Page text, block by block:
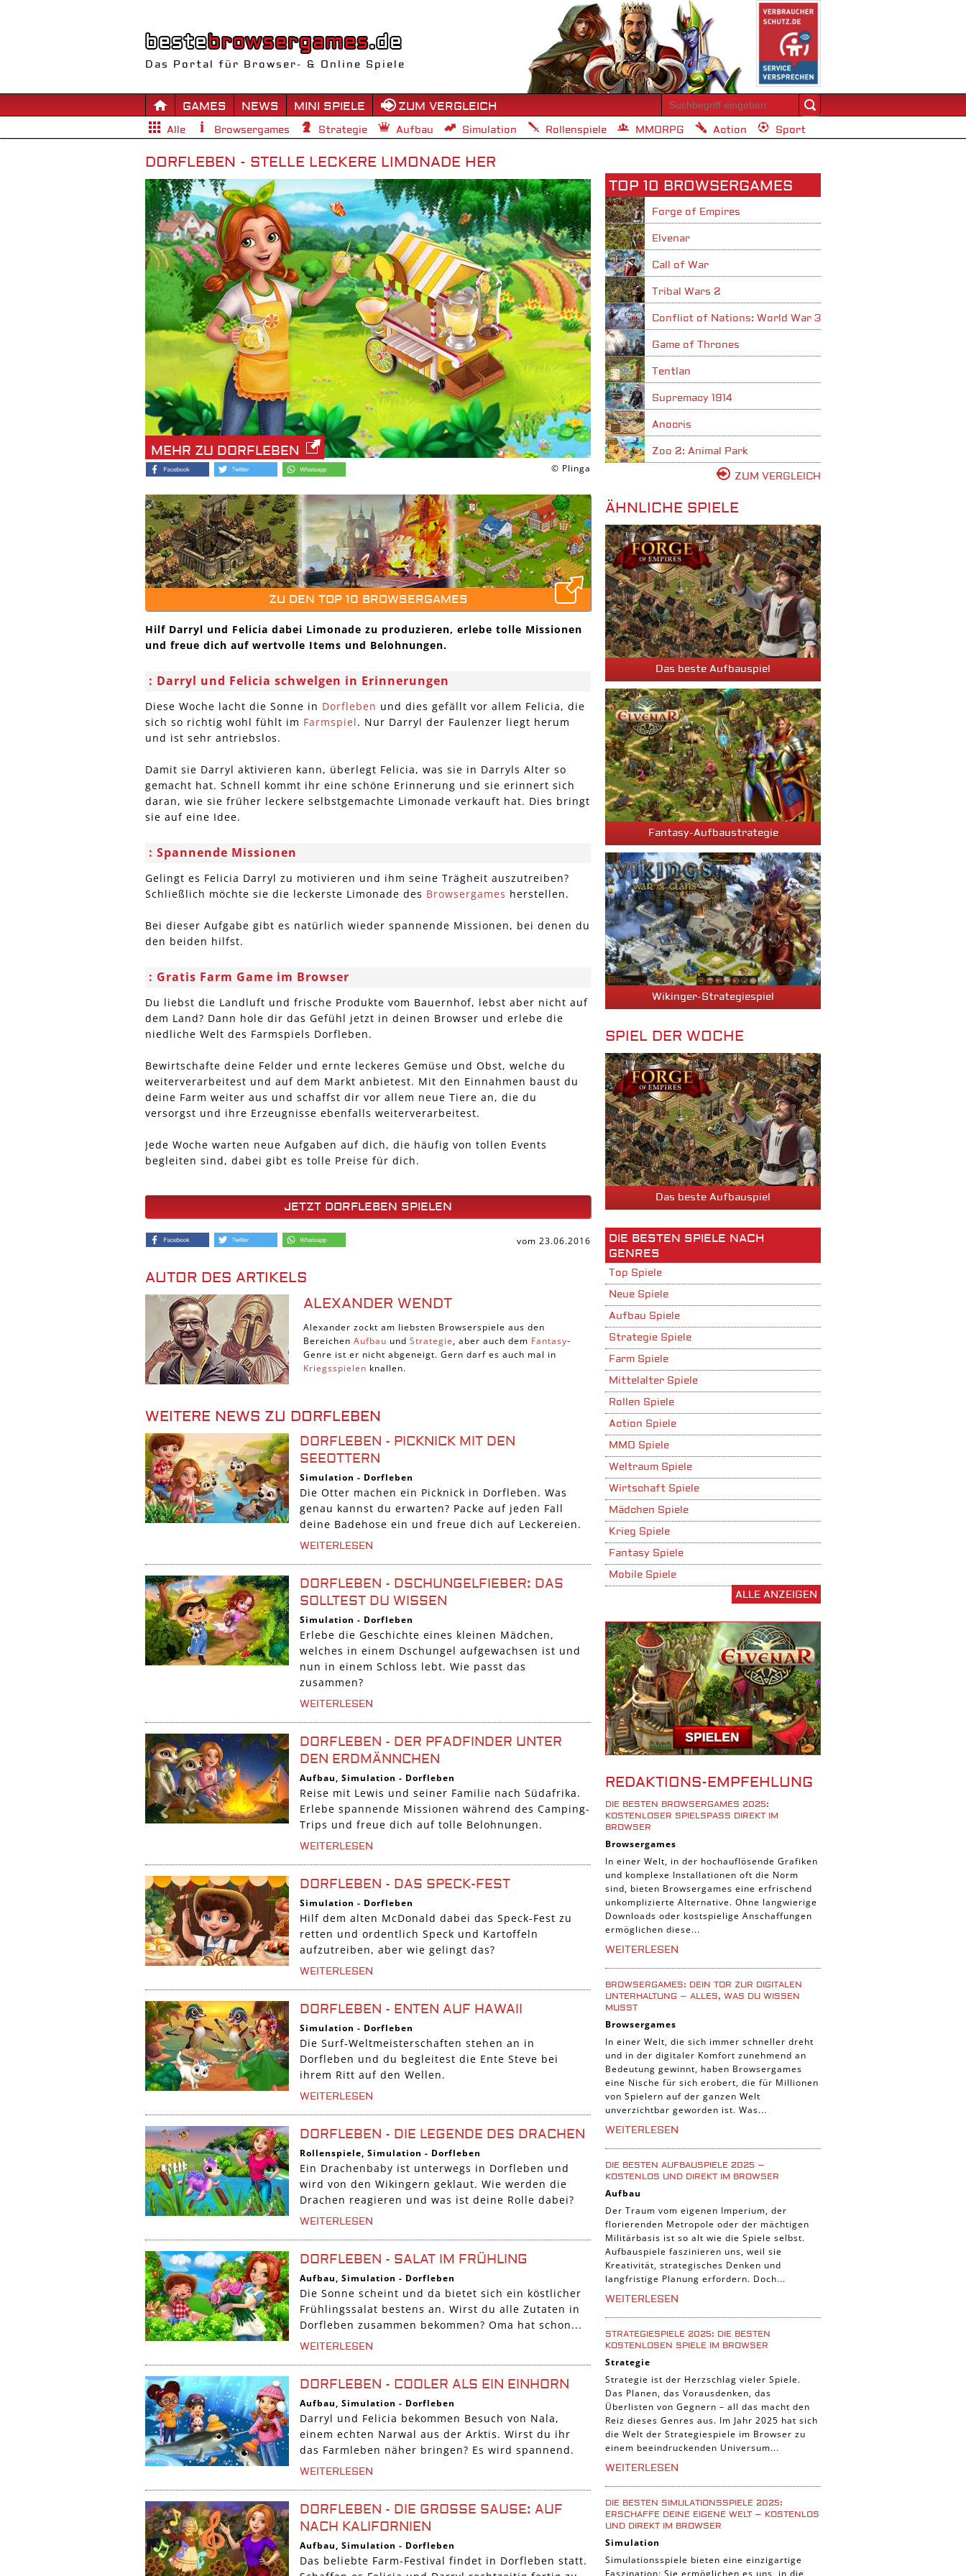
Das Portal für Browser- & Online Spiele
GAMES NEWS MINI SPIELE ZUM VERGLEICH
Alle Browsergames Strategie Aufbau Simulation Rollenspiele MMORPG Action Sport
DORFLEBEN - STELLE LECKERE LIMONADE HER
MEHR ZU DORFLEBEN
© Plinga
ZU DEN TOP 10 BROWSERGAMES
Hilf Darryl und Felicia dabei Limonade zu produzieren, erlebe tolle Missionen
und freue dich auf wertvolle Items und Belohnungen.
Darryl und Felicia schwelgen in Erinnerungen
Diese Woche lacht die Sonne in Dorfleben und dies gefällt vor allem Felicia, die
sich so richtig wohl fühlt im Farmspiel. Nur Darryl der Faulenzer liegt herum
und ist sehr antriebslos.
Damit sie Darryl aktivieren kann, überlegt Felicia, was sie in Darryls Alter so
gemacht hat. Schnell kommt ihr eine schöne Erinnerung und sie erinnert sich
daran, wie sie früher leckere selbstgemachte Limonade verkauft hat. Dies bringt
sie auf eine Idee.
Spannende Missionen
Gelingt es Felicia Darryl zu motivieren und ihm seine Trägheit auszutreiben?
Schließlich möchte sie die leckerste Limonade des Browsergames herstellen.
Bei dieser Aufgabe gibt es natürlich wieder spannende Missionen, bei denen du
den beiden hilfst.
Gratis Farm Game im Browser
Du liebst die Landluft und frische Produkte vom Bauernhof, lebst aber nicht auf
dem Land? Dann hole dir das Gefühl jetzt in deinen Browser und erlebe die
niedliche Welt des Farmspiels Dorfleben.
Bewirtschafte deine Felder und ernte leckeres Gemüse und Obst, welche du
weiterverarbeitest und auf dem Markt anbietest. Mit den Einnahmen baust du
deine Farm weiter aus und schaffst dir vor allem neue Tiere an, die du
versorgst und ihre Erzeugnisse ebenfalls weiterverarbeitest.
Jede Woche warten neue Aufgaben auf dich, die häufig von tollen Events
begleiten sind, dabei gibt es tolle Preise für dich.
JETZT DORFLEBEN SPIELEN
vom 23.06.2016
AUTOR DES ARTIKELS
ALEXANDER WENDT
Alexander zockt am liebsten Browserspiele aus den
Bereichen Aufbau und Strategie, aber auch dem Fantasy-
Genre ist er nicht abgeneigt. Gern darf es auch mal in
Kriegsspielen knallen.
WEITERE NEWS ZU DORFLEBEN
DORFLEBEN - PICKNICK MIT DEN
SEEOTTERN
Simulation - Dorfleben
Die Otter machen ein Picknick in Dorfleben. Was
genau kannst du erwarten? Packe auf jeden Fall
deine Badehose ein und freue dich auf Leckereien.
WEITERLESEN
DORFLEBEN - DSCHUNGELFIEBER: DAS
SOLLTEST DU WISSEN
Simulation - Dorfleben
Erlebe die Geschichte eines kleinen Mädchen,
welches in einem Dschungel aufgewachsen ist und
nun in einem Schloss lebt. Wie passt das
zusammen?
WEITERLESEN
DORFLEBEN - DER PFADFINDER UNTER
DEN ERDMÄNNCHEN
Aufbau, Simulation - Dorfleben
Reise mit Lewis und seiner Familie nach Südafrika.
Erlebe spannende Missionen während des Camping-
Trips und freue dich auf tolle Belohnungen.
WEITERLESEN
DORFLEBEN - DAS SPECK-FEST
Simulation - Dorfleben
Hilf dem alten McDonald dabei das Speck-Fest zu
retten und ordentlich Speck und Kartoffeln
aufzutreiben, aber wie gelingt das?
WEITERLESEN
DORFLEBEN - ENTEN AUF HAWAII
Simulation - Dorfleben
Die Surf-Weltmeisterschaften stehen an in
Dorfleben und du begleitest die Ente Steve bei
ihrem Ritt auf den Wellen.
WEITERLESEN
DORFLEBEN - DIE LEGENDE DES DRACHEN
Rollenspiele, Simulation - Dorfleben
Ein Drachenbaby ist unterwegs in Dorfleben und
wird von den Wikingern geklaut. Wie werden die
Drachen reagieren und was ist deine Rolle dabei?
WEITERLESEN
DORFLEBEN - SALAT IM FRÜHLING
Aufbau, Simulation - Dorfleben
Die Sonne scheint und da bietet sich ein köstlicher
Frühlingssalat bestens an. Wirst du alle Zutaten in
Dorfleben zusammen bekommen? Oma hat schon...
WEITERLESEN
DORFLEBEN - COOLER ALS EIN EINHORN
Aufbau, Simulation - Dorfleben
Darryl und Felicia bekommen Besuch von Nala,
einem echten Narwal aus der Arktis. Wirst du ihr
das Farmleben näher bringen? Es wird spannend.
WEITERLESEN
DORFLEBEN - DIE GROSSE SAUSE: AUF N
ACH KALIFORNIEN
Aufbau, Simulation - Dorfleben
Das beliebte Farm-Festival findet in Dorfleben statt.
TOP 10 BROWSERGAMES
Forge of Empires
Elvenar
Call of War
Tribal Wars 2
Conflict of Nations: World War 3
Game of Thrones
Tentlan
Supremacy 1914
Anocris
Zoo 2: Animal Park
ZUM VERGLEICH
ÄHNLICHE SPIELE
Das beste Aufbauspiel
Fantasy-Aufbaustrategie
Wikinger-Strategiespiel
SPIEL DER WOCHE
Das beste Aufbauspiel
DIE BESTEN SPIELE NACH
GENRES
Top Spiele
Neue Spiele
Aufbau Spiele
Strategie Spiele
Farm Spiele
Mittelalter Spiele
Rollen Spiele
Action Spiele
MMO Spiele
Weltraum Spiele
Wirtschaft Spiele
Mädchen Spiele
Krieg Spiele
Fantasy Spiele
Mobile Spiele
Download Spiele
3D Spiele
Tablet Spiele
Android Spiele
iPhone Spiele
iOS Spiele
Cross-Platform Spiele
iPad Spiele
Denk Spiele
Piraten Spiele
Sport Spiele
Pferde Spiele
Simulation Spiele
Abenteuer Spiele
Online Spiele
3-Gewinnt Spiele
Trading Card Spiele
Manager Spiele
ALLE ANZEIGEN
REDAKTIONS-EMPFEHLUNG
DIE BESTEN BROWSERGAMES 2025:
KOSTENLOSER SPIELSPASS DIREKT IM B
ROWSER
Browsergames
In einer Welt, in der hochauflösende Grafiken
und komplexe Installationen oft die Norm
sind, bieten Browsergames eine erfrischend
unkomplizierte Alternative. Ohne langwierige
Downloads oder kostspielige Anschaffungen
ermöglichen diese...
WEITERLESEN
BROWSERGAMES: DEIN TOR ZUR DIGITALEN
UNTERHALTUNG – ALLES, WAS DU WISSEN
MUSST
Browsergames
In einer Welt, die sich immer schneller dreht
und in der digitaler Komfort zunehmend an
Bedeutung gewinnt, haben Browsergames
eine Nische für sich erobert, die für Millionen
von Spielern auf der ganzen Welt
unverzichtbar geworden ist. Was...
WEITERLESEN
DIE BESTEN AUFBAUSPIELE 2025 –
KOSTENLOS UND DIREKT IM BROWSER
Aufbau
Der Traum vom eigenen Imperium, der
florierenden Metropole oder der mächtigen
Militärbasis ist so alt wie die Spiele selbst.
Aufbauspiele faszinieren uns, weil sie
Kreativität, strategisches Denken und
langfristige Planung erfordern. Doch...
WEITERLESEN
STRATEGIESPIELE 2025: DIE BESTEN
KOSTENLOSEN SPIELE IM BROWSER
Strategie
Strategie ist der Herzschlag vieler Spiele.
Das Planen, das Vorausdenken, das
Überlisten von Gegnern – all das macht den
Reiz dieses Genres aus. Im Jahr 2025 hat sich
die Welt der Strategiespiele im Browser zu
einem beeindruckenden Universum...
WEITERLESEN
DIE BESTEN SIMULATIONSSPIELE 2025:
ERSCHAFFE DEINE EIGENE WELT – KOSTENLOS
UND DIREKT IM BROWSER
Simulation
Simulationsspiele bieten eine einzigartige
Faszination: Sie ermöglichen es uns, in die